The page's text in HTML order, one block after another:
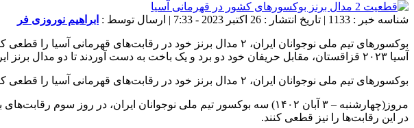
شناسه خبر : 1133 | تاریخ انتشار : 26 اکتبر 2023 - 7:33 | ارسال توسط : ابراهیم نوروزی فر
آسیا ۲۰۲۳ قزاقستان، مقابل حریفان خود دو برد و یک باخت به دست آوردند تا دو مدال برنز ایران در این رقابت‌ها […]
بوکسورهای تیم ملی نوجوانان ایران، ۲ مدال برنز خود در رقابت‌های قهرمانی آسیا را قطعی کردند.
در این رقابت‌ها را نیز قطعی کنند.